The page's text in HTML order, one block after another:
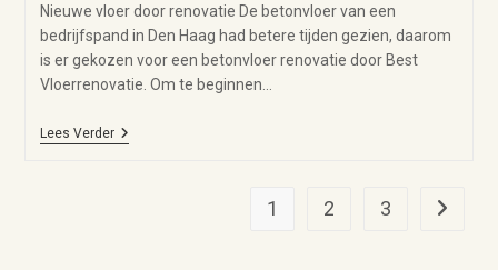
Nieuwe vloer door renovatie De betonvloer van een
bedrijfspand in Den Haag had betere tijden gezien, daarom
is er gekozen voor een betonvloer renovatie door Best
Vloerrenovatie. Om te beginnen…
Lees Verder
1 2 3